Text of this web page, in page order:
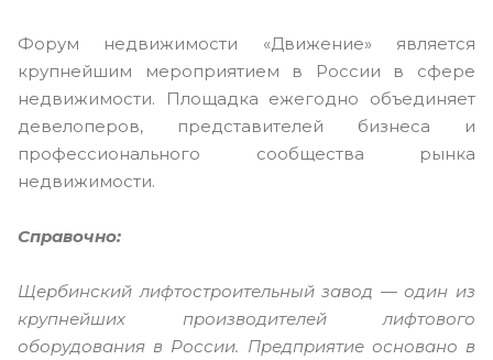
Форум недвижимости «Движение» является
крупнейшим мероприятием в России в сфере
недвижимости. Площадка ежегодно объединяет
девелоперов, представителей бизнеса и
профессионального сообщества рынка
недвижимости.
Справочно:
Щербинский лифтостроительный завод — один из
крупнейших производителей лифтового
оборудования в России. Предприятие основано в